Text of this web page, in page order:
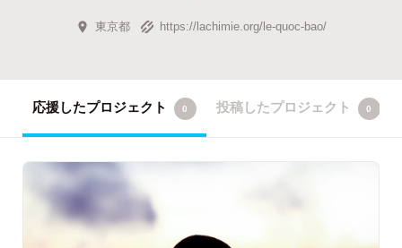
東京都 https://lachimie.org/le-quoc-bao/
応援したプロジェクト 0 投稿したプロジェクト 0